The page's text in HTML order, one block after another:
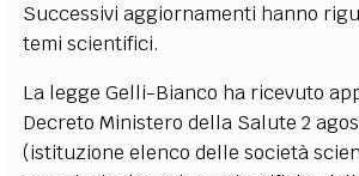
Successivi aggiornamenti hanno
temi scientifici.
La legge Gelli-Bianco ha ricevuto
Decreto Ministero della Salute 2
(istituzione elenco delle società